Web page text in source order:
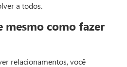
a todos.
mesmo como fazer
relacionamentos, você